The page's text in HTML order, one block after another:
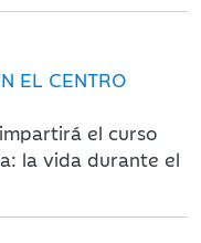
EL CENTRO
el curso
la vida durante el